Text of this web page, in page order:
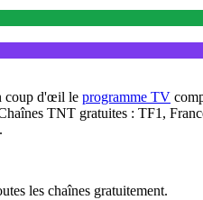
coup d'œil le programme TV
TNT gratuites : TF1,
les chaînes gratuitement.